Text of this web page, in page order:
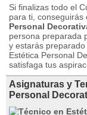
Si finalizas todo el
para ti, conseguirás
Personal
persona preparada
y estarás
Estética Personal
satisfaga tus
Asignaturas y
Personal